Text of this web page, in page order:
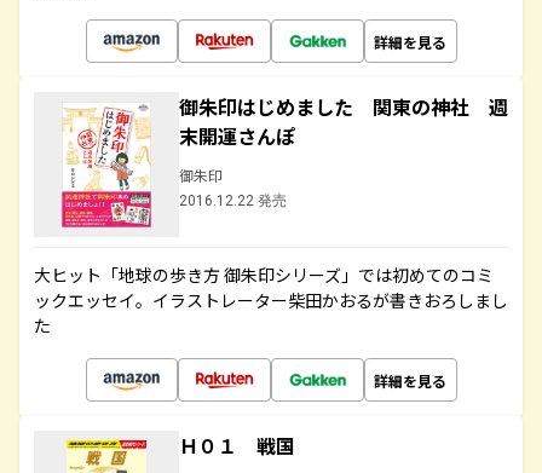
詳細を見る
御朱印はじめました 関東の神社 週
末開運さんぽ
御朱印
2016.12.22 発売
大ヒット「地球の歩き方 御朱印シリーズ」では初めてのコミ
ックエッセイ。イラストレーター柴田かおるが書きおろしまし
た
詳細を見る
Ｈ０１ 戦国